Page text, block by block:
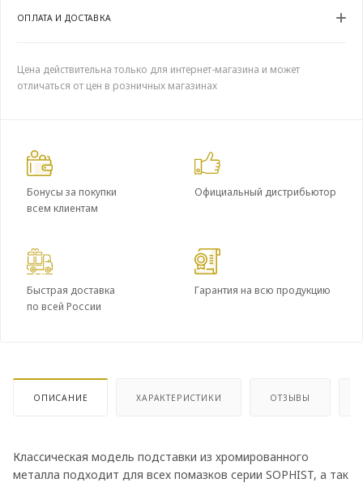
ОПЛАТА И ДОСТАВКА
Цена действительна только для интернет-магазина и может
отличаться от цен в розничных магазинах
Бонусы за покупки
всем клиентам
Официальный дистрибьютор
Быстрая доставка
по всей России
Гарантия на всю продукцию
ОПИСАНИЕ ХАРАКТЕРИСТИКИ ОТЗЫВЫ
Классическая модель подставки из хромированного
металла подходит для всех помазков серии SOPHIST, а так